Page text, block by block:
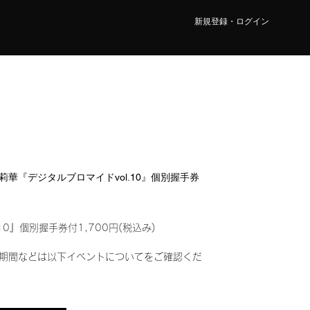
新規登録・ログイン
華『デジタルブロマイドvol.10』個別握手券
』個別握手券付1,700円(税込み)
間などは以下イベントについてをご確認くだ